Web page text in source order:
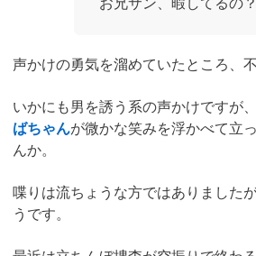
声かけの勇気を溜めていたところ、
いかにも男を誘う系の声かけですが
ばちゃんが微かな笑みを浮かべて立
んか。
喋りは流ちょうな方ではありましたが
うです。